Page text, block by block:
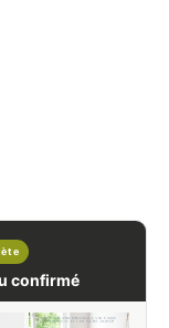
confirmé